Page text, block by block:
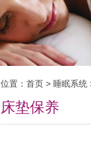
位置： 首页 > 睡眠系统
床垫保养